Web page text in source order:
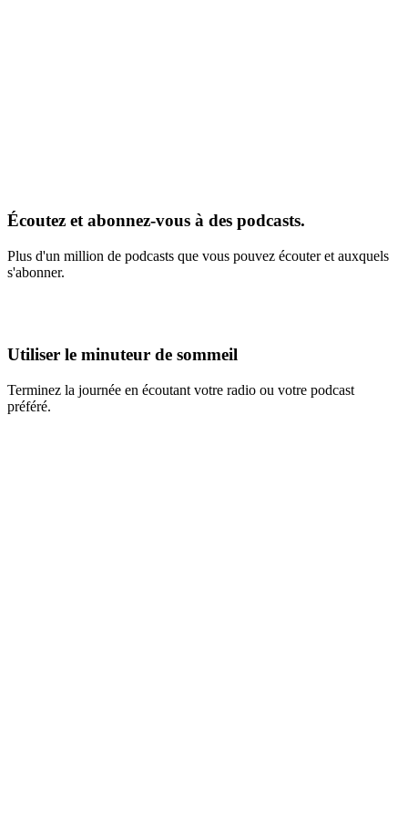
Écoutez et abonnez-vous à des podcasts.
Plus d'un million de podcasts que vous pouvez écouter et auxquels
s'abonner.
Utiliser le minuteur de sommeil
Terminez la journée en écoutant votre radio ou votre podcast
préféré.